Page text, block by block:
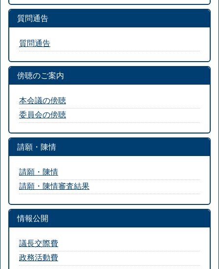
質問通告
質問通告
傍聴のご案内
本会議の傍聴
委員会の傍聴
請願・陳情
請願・陳情
請願・陳情審査結果
情報公開
議長交際費
政務活動費